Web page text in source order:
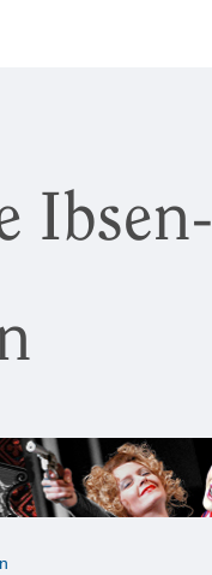
Ibsen-